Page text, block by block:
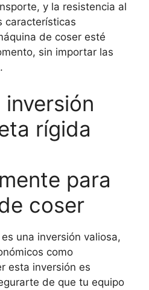
y la resistencia al
características
de coser esté
sin importar las
rígida
para
coser
una inversión valiosa,
como
esta inversión es
de que tu equipo